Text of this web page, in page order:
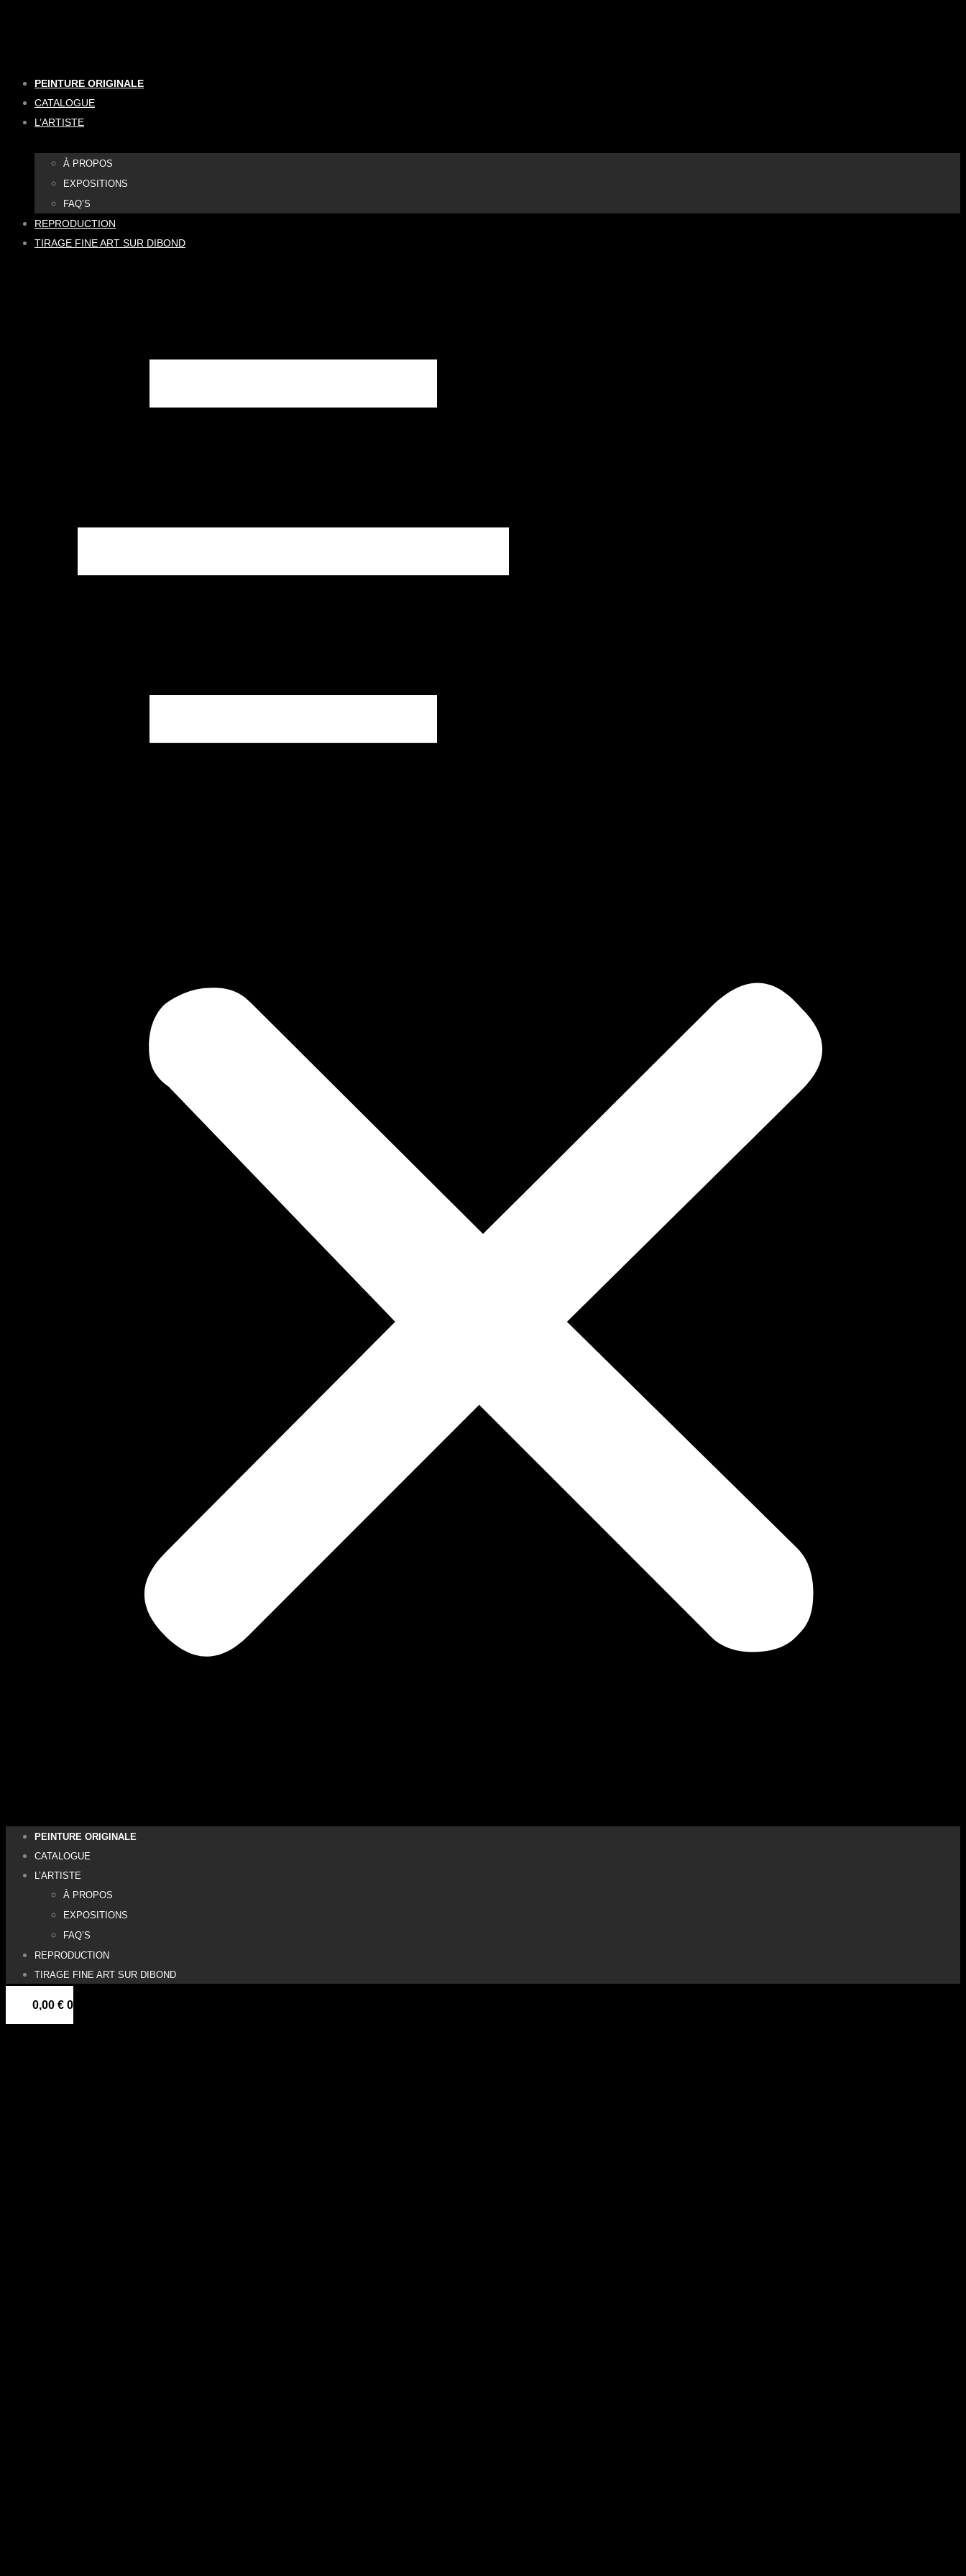
PEINTURE ORIGINALE
CATALOGUE
L’ARTISTE
À PROPOS
EXPOSITIONS
FAQ’S
REPRODUCTION
TIRAGE FINE ART SUR DIBOND
PEINTURE ORIGINALE
CATALOGUE
L’ARTISTE
À PROPOS
EXPOSITIONS
FAQ’S
REPRODUCTION
TIRAGE FINE ART SUR DIBOND
0,00 € 0